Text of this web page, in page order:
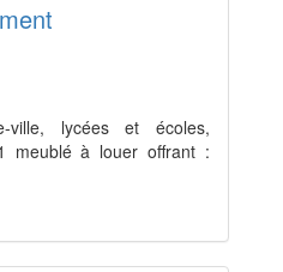
ville, lycées et écoles,
meublé à louer offrant :